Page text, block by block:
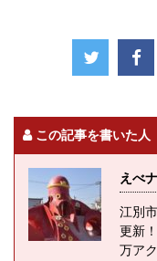
この記事を書いた人
えべ
江別
更新
万ア